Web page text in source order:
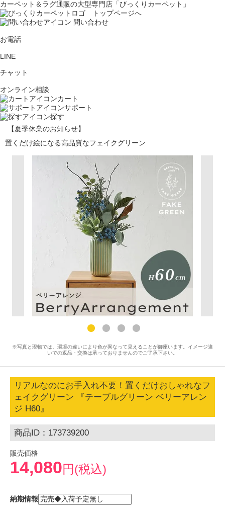
カーペット＆ラグ通販の大型専門店「びっくりカーペット」
問い合わせ
お電話
LINE
チャット
オンライン相談
カート
サポート
探す
【夏季休業のお知らせ】
置くだけ絵になる高品質なフェイクグリーン
※写真と現物では、環境の違いにより色が異なって見えることが御座います。イメージ違
いでの返品・交換は承っておりませんのでご了承下さい。
リアルなのにお手入れ不要！置くだけおしゃれなフ
ェイクグリーン 『テーブルグリーン ベリーアレン
ジ H60』
商品ID：173739200
販売価格
14,080円(税込)
納期情報